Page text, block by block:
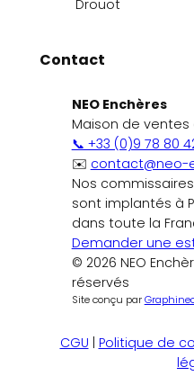
Drouot
Contact
NEO Enchères
Maison de ventes
📞 +33 (0)9 78 80
✉️ contact@neo-
Nos
sont implantés à
dans toute la
Demander une
© 2026 NEO
réservés
Site conçu par
CGU | Politique de